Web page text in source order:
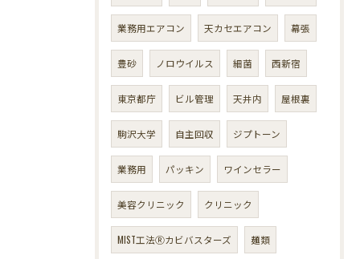
業務用エアコン 天カセエアコン 幕張
豊砂 ノロウイルス 細菌 西新宿
東京都庁 ビル管理 天井内 屋根裏
駒沢大学 自主回収 ジプトーン
業務用 パッキン ワインセラー
美容クリニック クリニック
MIST工法Ⓡカビバスターズ 麺類